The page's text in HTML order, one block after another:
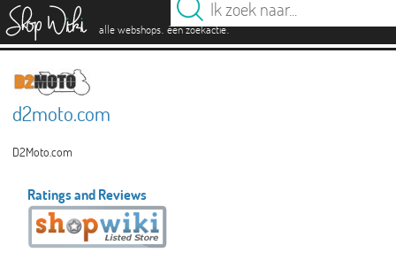
alle webshops. één zoekactie.
d2moto.com
D2Moto.com
Ratings and Reviews